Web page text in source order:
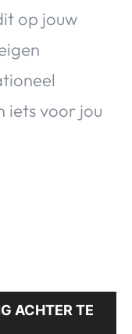
op jouw
iets voor jou
ACHTER TE